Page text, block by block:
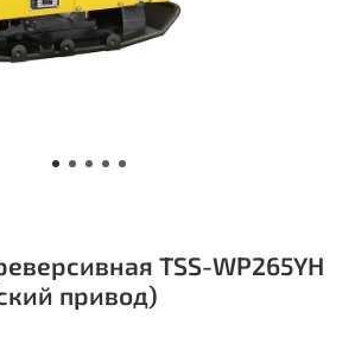
TSS-WP265YH
привод)